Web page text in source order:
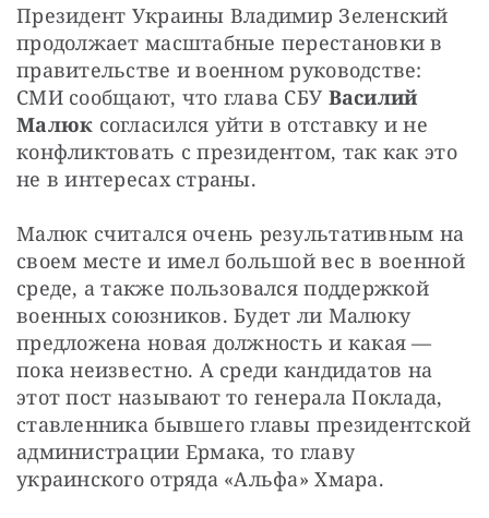
Президент Украины Владимир Зеленский
продолжает масштабные перестановки в
правительстве и военном руководстве:
СМИ сообщают, что глава СБУ Василий
Малюк согласился уйти в отставку и не
конфликтовать с президентом, так как это
не в интересах страны.
Малюк считался очень результативным на
своем месте и имел большой вес в военной
среде, а также пользовался поддержкой
военных союзников. Будет ли Малюку
предложена новая должность и какая —
пока неизвестно. А среди кандидатов на
этот пост называют то генерала Поклада,
ставленника бывшего главы президентской
администрации Ермака, то главу
украинского отряда «Альфа» Хмара.